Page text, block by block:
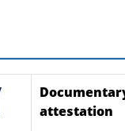
attestation